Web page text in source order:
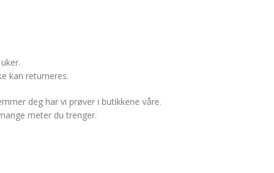
kan returneres.
deg har vi prøver i butikkene våre.
meter du trenger.